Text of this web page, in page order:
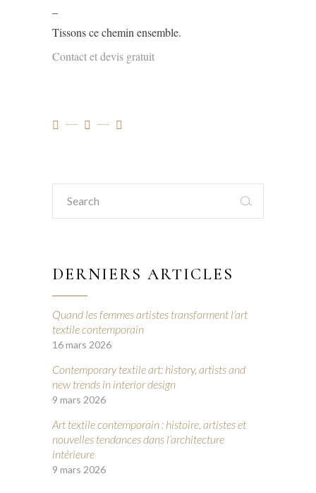
Tissons ce chemin ensemble.
Contact et devis gratuit
Search
for:
DERNIERS ARTICLES
Quand les femmes artistes transforment l’art
textile contemporain
16 mars 2026
Contemporary textile art: history, artists and
new trends in interior design
9 mars 2026
Art textile contemporain : histoire, artistes et
nouvelles tendances dans l’architecture
intérieure
9 mars 2026